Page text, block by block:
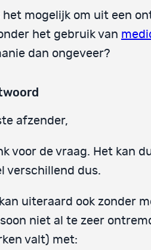
het mogelijk om uit een
het gebruik van
dan ongeveer?
afzender,
voor de vraag. Het kan
verschillend dus.
uiteraard ook zonder
niet al te zeer
valt) met: